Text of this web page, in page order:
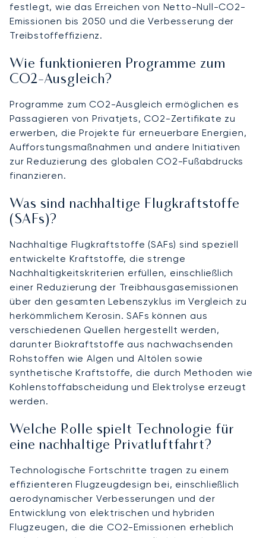
festlegt, wie das Erreichen von Netto-Null-CO2-
Emissionen bis 2050 und die Verbesserung der
Treibstoffeffizienz.
Wie funktionieren Programme zum
CO2-Ausgleich?
Programme zum CO2-Ausgleich ermöglichen es
Passagieren von Privatjets, CO2-Zertifikate zu
erwerben, die Projekte für erneuerbare Energien,
Aufforstungsmaßnahmen und andere Initiativen
zur Reduzierung des globalen CO2-Fußabdrucks
finanzieren.
Was sind nachhaltige Flugkraftstoffe
(SAFs)?
Nachhaltige Flugkraftstoffe (SAFs) sind speziell
entwickelte Kraftstoffe, die strenge
Nachhaltigkeitskriterien erfüllen, einschließlich
einer Reduzierung der Treibhausgasemissionen
über den gesamten Lebenszyklus im Vergleich zu
herkömmlichem Kerosin. SAFs können aus
verschiedenen Quellen hergestellt werden,
darunter Biokraftstoffe aus nachwachsenden
Rohstoffen wie Algen und Altölen sowie
synthetische Kraftstoffe, die durch Methoden wie
Kohlenstoffabscheidung und Elektrolyse erzeugt
werden.
Welche Rolle spielt Technologie für
eine nachhaltige Privatluftfahrt?
Technologische Fortschritte tragen zu einem
effizienteren Flugzeugdesign bei, einschließlich
aerodynamischer Verbesserungen und der
Entwicklung von elektrischen und hybriden
Flugzeugen, die die CO2-Emissionen erheblich